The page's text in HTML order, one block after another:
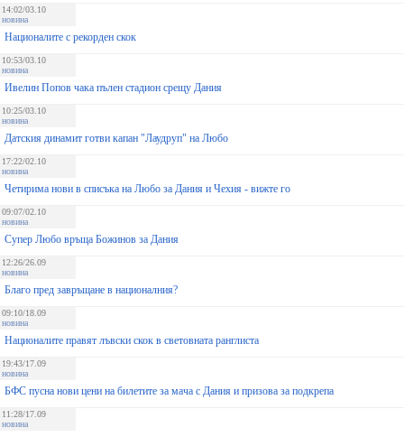
14:02/03.10
новина
Националите с рекорден скок
10:53/03.10
новина
Ивелин Попов чака пълен стадион срещу Дания
10:25/03.10
новина
Датския динамит готви капан "Лаудруп" на Любо
17:22/02.10
новина
Четирима нови в списъка на Любо за Дания и Чехия - вижте го
09:07/02.10
новина
Супер Любо връща Божинов за Дания
12:26/26.09
новина
Благо пред завръщане в националния?
09:10/18.09
новина
Националите правят лъвски скок в световната ранглиста
19:43/17.09
новина
БФС пусна нови цени на билетите за мача с Дания и призова за подкрепа
11:28/17.09
новина